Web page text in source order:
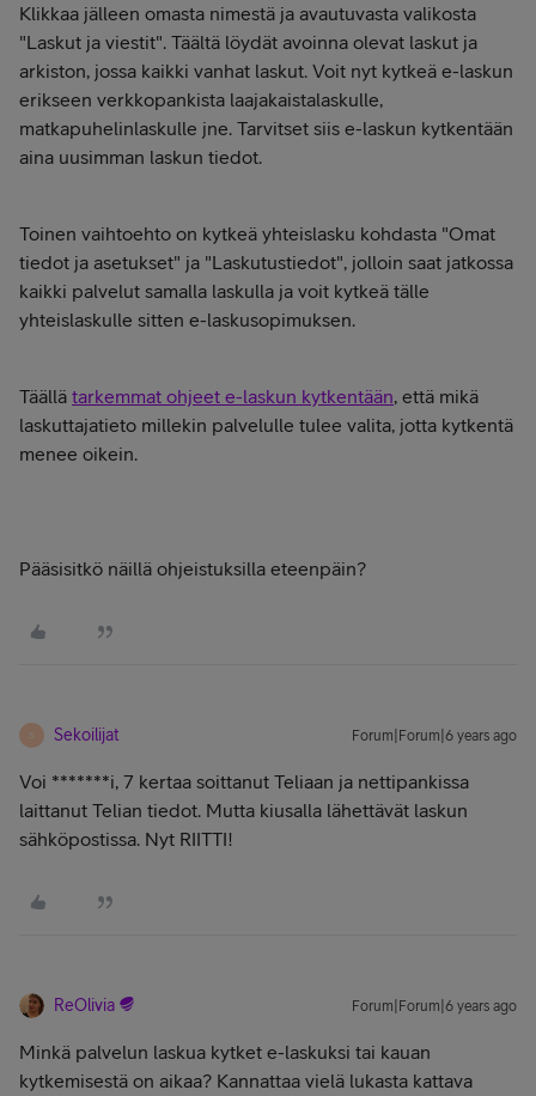
Klikkaa jälleen omasta nimestä ja avautuvasta valikosta
"Laskut ja viestit". Täältä löydät avoinna olevat laskut ja
arkiston, jossa kaikki vanhat laskut. Voit nyt kytkeä e-laskun
erikseen verkkopankista laajakaistalaskulle,
matkapuhelinlaskulle jne. Tarvitset siis e-laskun kytkentään
aina uusimman laskun tiedot.
Toinen vaihtoehto on kytkeä yhteislasku kohdasta "Omat
tiedot ja asetukset" ja "Laskutustiedot", jolloin saat jatkossa
kaikki palvelut samalla laskulla ja voit kytkeä tälle
yhteislaskulle sitten e-laskusopimuksen.
Täällä tarkemmat ohjeet e-laskun kytkentään, että mikä
laskuttajatieto millekin palvelulle tulee valita, jotta kytkentä
menee oikein.
Pääsisitkö näillä ohjeistuksilla eteenpäin?
S Sekoilijat Forum|Forum|6 years ago
Voi *******i, 7 kertaa soittanut Teliaan ja nettipankissa
laittanut Telian tiedot. Mutta kiusalla lähettävät laskun
sähköpostissa. Nyt RIITTI!
ReOlivia Forum|Forum|6 years ago
Minkä palvelun laskua kytket e-laskuksi tai kauan
kytkemisestä on aikaa? Kannattaa vielä lukasta kattava